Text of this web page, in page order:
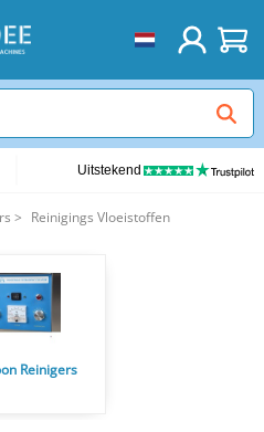
Uitstekend
> Reinigings Vloeistoffen
Reinigers